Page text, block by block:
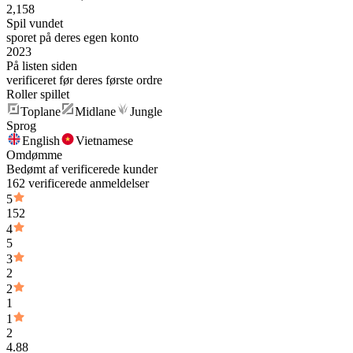
2,158
Spil vundet
sporet på deres egen konto
2023
På listen siden
verificeret før deres første ordre
Roller spillet
Toplane
Midlane
Jungle
Sprog
English
Vietnamese
Omdømme
Bedømt af verificerede kunder
162 verificerede anmeldelser
5
152
4
5
3
2
2
1
1
2
4.88